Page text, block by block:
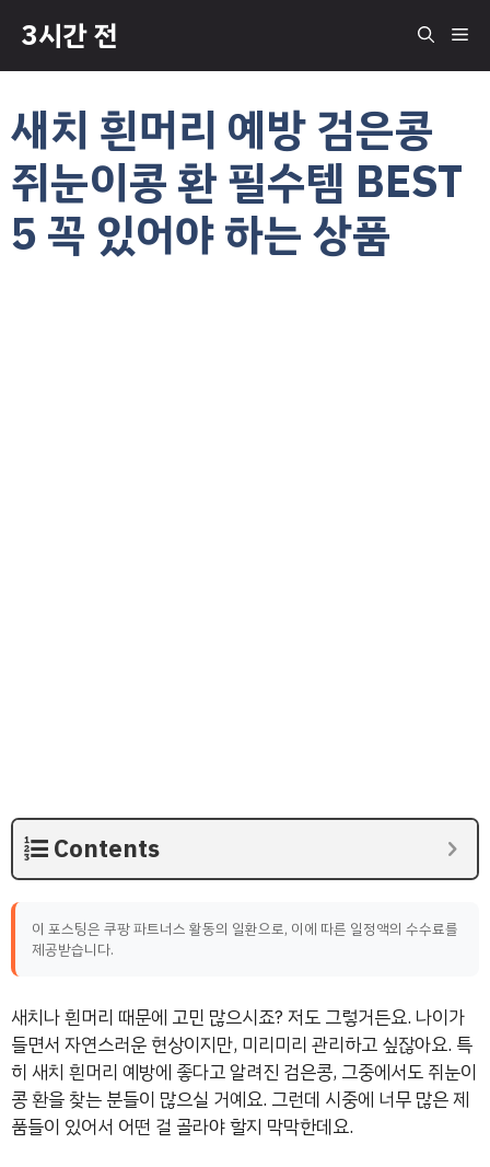
츠
너
뛰
3시간 전 메
새치 흰머리 예방 검은콩
쥐눈이콩 환 필수템 BEST
5 꼭 있어야 하는 상품
Contents
이 포스팅은 쿠팡 파트너스 활동의 일환으로, 이에 따른 일정액의 수수료를
제공받습니다.
새치나 흰머리 때문에 고민 많으시죠? 저도 그렇거든요. 나이가
들면서 자연스러운 현상이지만, 미리미리 관리하고 싶잖아요. 특
히 새치 흰머리 예방에 좋다고 알려진 검은콩, 그중에서도 쥐눈이
콩 환을 찾는 분들이 많으실 거예요. 그런데 시중에 너무 많은 제
품들이 있어서 어떤 걸 골라야 할지 막막한데요.